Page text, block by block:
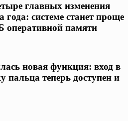
главных изменения
года: системе станет проще
оперативной памяти
новая функция: вход в
пальца теперь доступен и